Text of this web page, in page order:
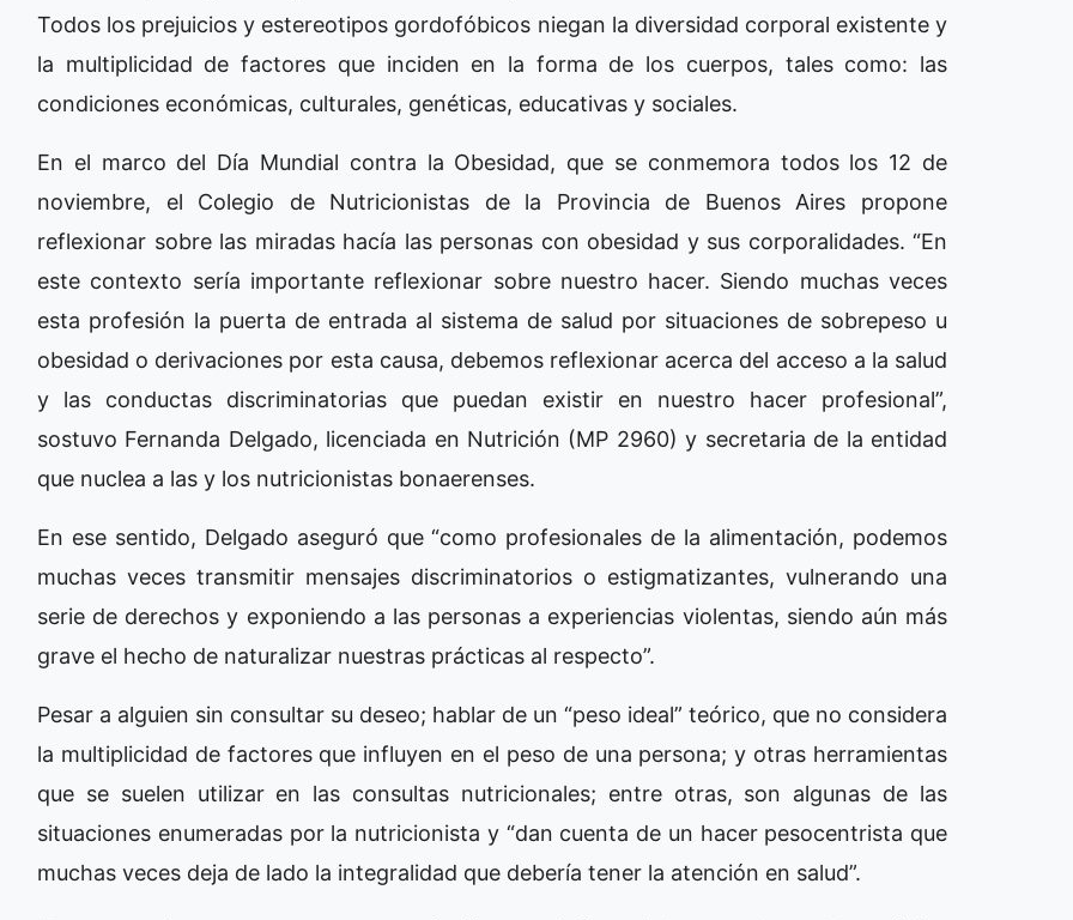
Todos los prejuicios y estereotipos gordofóbicos niegan la diversidad corporal existente y
la multiplicidad de factores que inciden en la forma de los cuerpos, tales como: las
condiciones económicas, culturales, genéticas, educativas y sociales.
En el marco del Día Mundial contra la Obesidad, que se conmemora todos los 12 de
noviembre, el Colegio de Nutricionistas de la Provincia de Buenos Aires propone
reflexionar sobre las miradas hacía las personas con obesidad y sus corporalidades. “En
este contexto sería importante reflexionar sobre nuestro hacer. Siendo muchas veces
esta profesión la puerta de entrada al sistema de salud por situaciones de sobrepeso u
obesidad o derivaciones por esta causa, debemos reflexionar acerca del acceso a la salud
y las conductas discriminatorias que puedan existir en nuestro hacer profesional”,
sostuvo Fernanda Delgado, licenciada en Nutrición (MP 2960) y secretaria de la entidad
que nuclea a las y los nutricionistas bonaerenses.
En ese sentido, Delgado aseguró que “como profesionales de la alimentación, podemos
muchas veces transmitir mensajes discriminatorios o estigmatizantes, vulnerando una
serie de derechos y exponiendo a las personas a experiencias violentas, siendo aún más
grave el hecho de naturalizar nuestras prácticas al respecto”.
Pesar a alguien sin consultar su deseo; hablar de un “peso ideal” teórico, que no considera
la multiplicidad de factores que influyen en el peso de una persona; y otras herramientas
que se suelen utilizar en las consultas nutricionales; entre otras, son algunas de las
situaciones enumeradas por la nutricionista y “dan cuenta de un hacer pesocentrista que
muchas veces deja de lado la integralidad que debería tener la atención en salud”.